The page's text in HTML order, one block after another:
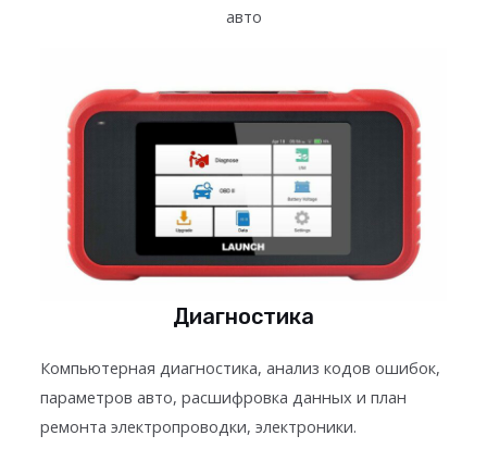
авто
Диагностика
Компьютерная диагностика, анализ кодов ошибок,
параметров авто, расшифровка данных и план
ремонта электропроводки, электроники.